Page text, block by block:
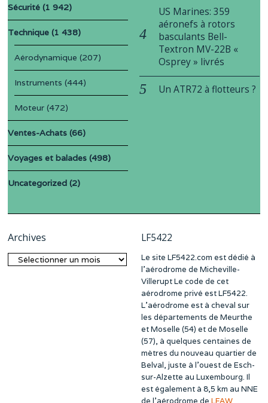
Sécurité (1 942)
Technique (1 438)
Aérodynamique (207)
Instruments (444)
Moteur (472)
Ventes-Achats (66)
Voyages et balades (498)
Uncategorized (2)
US Marines: 359
aéronefs à rotors
basculants Bell-
Textron MV-22B «
Osprey » livrés
Un ATR72 à flotteurs ?
Archives
Archives
LF5422
Le site LF5422.com est dédié à
l’aérodrome de Micheville-
Villerupt Le code de cet
aérodrome privé est LF5422.
L’aérodrome est à cheval sur
les départements de Meurthe
et Moselle (54) et de Moselle
(57), à quelques centaines de
mètres du nouveau quartier de
Belval, juste à l’ouest de Esch-
sur-Alzette au Luxembourg. Il
est également à 8,5 km au NNE